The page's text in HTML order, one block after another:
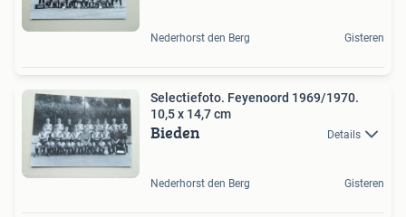
Nederhorst den Berg Gisteren
Selectiefoto. Feyenoord 1969/1970.
10,5 x 14,7 cm
Bieden Details
Nederhorst den Berg Gisteren